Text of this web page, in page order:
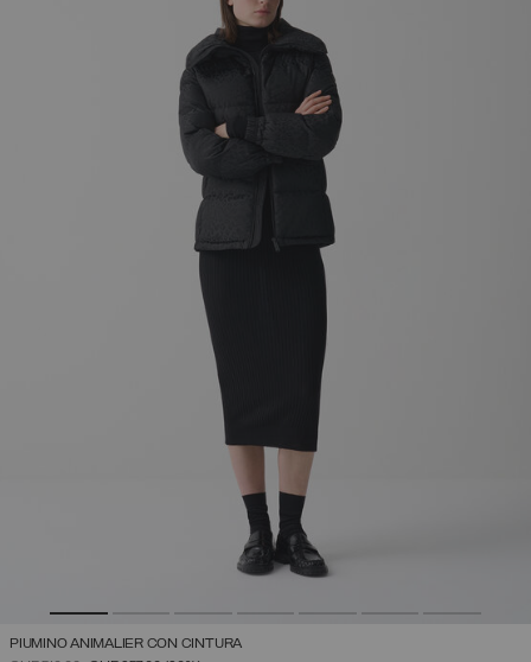
PIUMINO ANIMALIER CON CINTURA